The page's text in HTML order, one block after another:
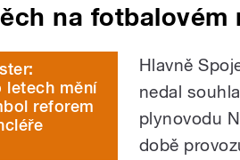
na
letech mění
reforem
Hlavně
nedal
plynovodu
době